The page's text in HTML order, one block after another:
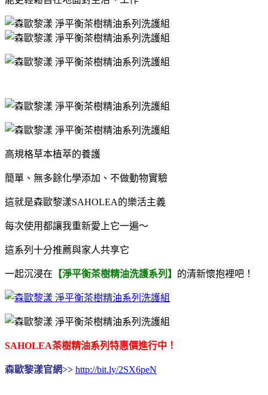
高規格草本植萃的養護
簡單、無多餘化學添加、不做動物實驗
這就是森歐黎漾SAHOLEA的樂活主義
每次使用都讓我重新愛上它一遍～
這系列十分推薦與家人共享它
一起沉浸在 【淨平衡茶樹精油洗護系列】 的清新懷抱裡吧！
SAHOLEA茶樹精油系列特惠價進行中！
森歐黎漾官網>> http://bit.ly/2SX6peN